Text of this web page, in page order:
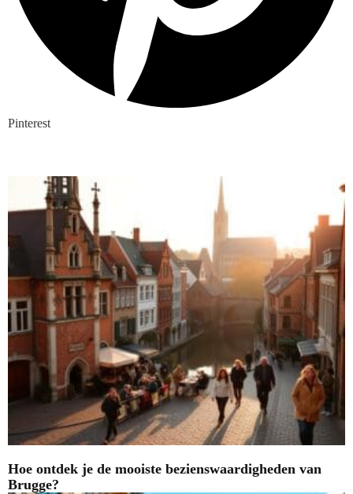
Pinterest
Hoe ontdek je de mooiste bezienswaardigheden van
Brugge?